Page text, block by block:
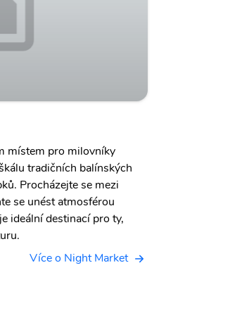
místem pro milovníky
tradičních balínských
Procházejte se mezi
se unést atmosférou
ideální destinací pro ty,
Více o Night Market